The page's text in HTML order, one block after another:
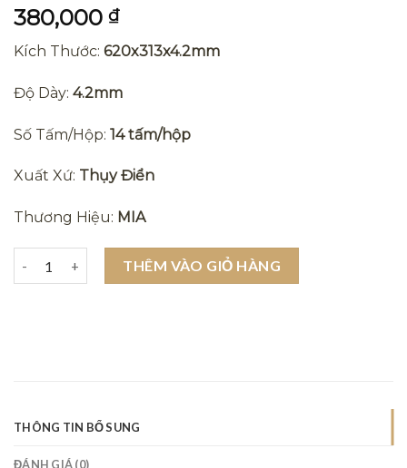
380,000 ₫
Kích Thước: 620x313x4.2mm
Độ Dày: 4.2mm
Số Tấm/Hộp: 14 tấm/hộp
Xuất Xứ: Thụy Điển
Thương Hiệu: MIA
Sàn nhựa hèm khóa Mia MA S41 số lượng
THÊM VÀO GIỎ HÀNG
THÔNG TIN BỔ SUNG
ĐÁNH GIÁ (0)